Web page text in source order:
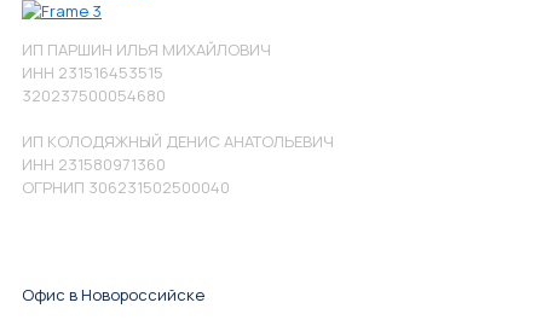
ИП ПАРШИН ИЛЬЯ МИХАЙЛОВИЧ
ИНН 231516453515
320237500054680
ИП КОЛОДЯЖНЫЙ ДЕНИС АНАТОЛЬЕВИЧ
ИНН 231580971360
ОГРНИП 306231502500040
Офис в Новороссийске